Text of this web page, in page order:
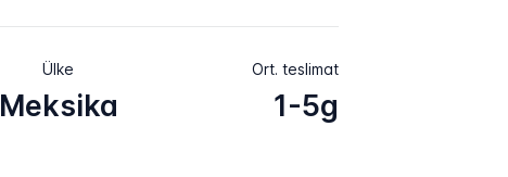
Ülke
Meksika
Ort. teslimat
1-5g